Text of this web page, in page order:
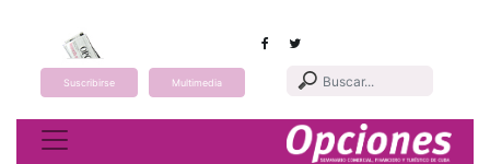
Suscribirse Multimedia
Toggle navigation